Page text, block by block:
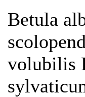
Betula
volubilis